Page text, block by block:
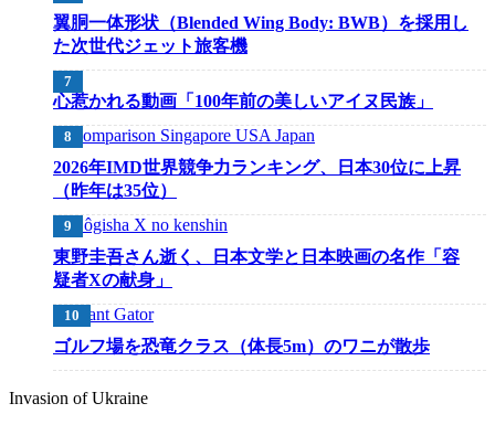
翼胴一体形状（Blended Wing Body: BWB）を採用し
た次世代ジェット旅客機
心惹かれる動画「100年前の美しいアイヌ民族」
2026年IMD世界競争力ランキング、日本30位に上昇
（昨年は35位）
東野圭吾さん逝く、日本文学と日本映画の名作「容
疑者Xの献身」
ゴルフ場を恐竜クラス（体長5m）のワニが散歩
Invasion of Ukraine